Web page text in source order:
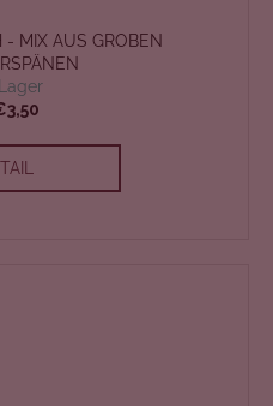
- MIX AUS GROBEN